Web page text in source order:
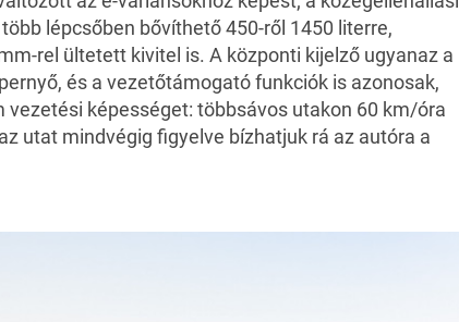
lépcsőben bővíthető 450-ről 1450 literre,
rel ültetett kivitel is. A központi kijelző ugyanaz a
és a vezetőtámogató funkciók is azonosak,
vezetési képességet: többsávos utakon 60 km/óra
utat mindvégig figyelve bízhatjuk rá az autóra a